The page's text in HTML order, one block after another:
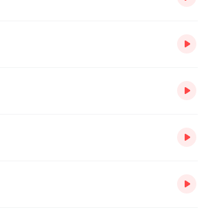
目将会讲解一个成语的含义和使用场景，并
爱好者和学生们，也适合对中国文化和传统
提高自己的语言能力和文化素养。